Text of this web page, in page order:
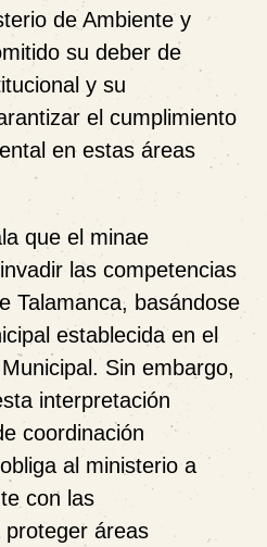
de Ambiente y
su deber de
y su
el cumplimiento
en estas áreas
que el minae
las competencias
Talamanca, basándose
establecida en el
Sin embargo,
interpretación
coordinación
al ministerio a
con las
proteger áreas